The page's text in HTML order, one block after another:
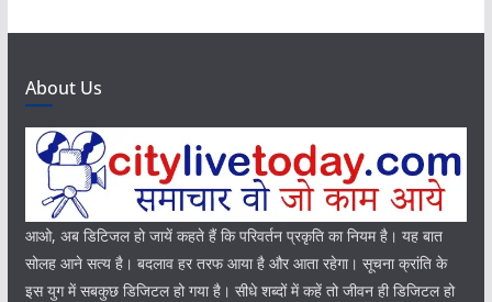
About Us
आओ, अब डिटिजल हो जायें कहते हैं कि परिवर्तन प्रकृति का नियम है। यह बात
सोलह आने सत्य है। बदलाव हर तरफ आया है और आता रहेगा। सूचना क्रांति के
इस युग में सबकुछ डिजिटल हो गया है। सीधे शब्दों में कहें तो जीवन ही डिजिटल हो